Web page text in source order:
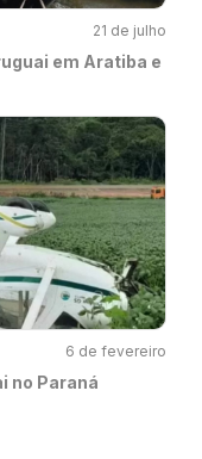
21 de julho
em Aratiba e
6 de fevereiro
no Paraná